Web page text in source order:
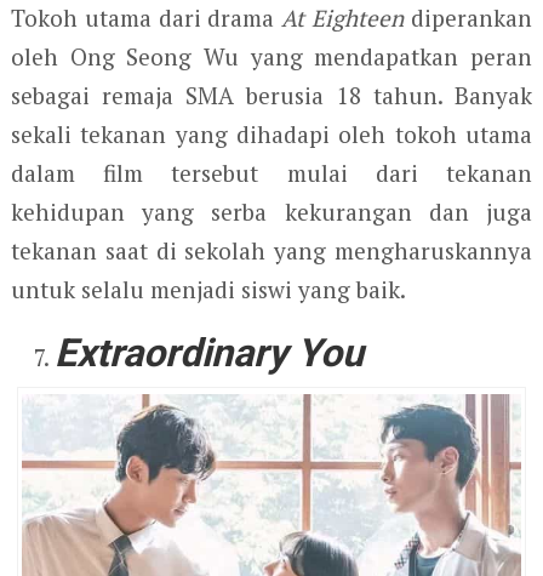
Tokoh utama dari drama At Eighteendiperankan
oleh Ong Seong Wu yang mendapatkan peran
sebagai remaja SMA berusia 18 tahun. Banyak
sekali tekanan yang dihadapi oleh tokoh utama
dalam film tersebut mulai dari tekanan
kehidupan yang serba kekurangan dan juga
tekanan saat di sekolah yang mengharuskannya
untuk selalu menjadi siswi yang baik.
Extraordinary You